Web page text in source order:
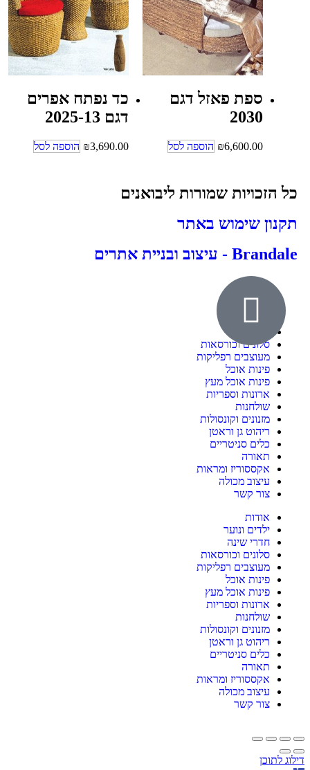
ספת פאזל דגם
2030
₪6,600.00 הוספה לסל
כד נפתח אפרים
דגם 2025-13
₪3,690.00 הוספה לסל
כל הזכויות שמורות ליבואנים
תקנון שימוש באתר
Brandale - עיצוב ובניית אתרים
ילדים ונוער
סלונים וכורסאות
מעוצבים רפליקות
פינות אוכל
פינות אוכל מעץ
ארונות וספריות
שולחנות
מזנונים וקונסולות
ריהוט גן וראטן
כלים סניטריים
תאורה
אקססוריז ומראות
עיצוב מכולה
צור קשר
אודות
ילדים ונוער
חדרי שינה
סלונים וכורסאות
מעוצבים רפליקות
פינות אוכל
פינות אוכל מעץ
ארונות וספריות
שולחנות
מזנונים וקונסולות
ריהוט גן וראטן
כלים סניטריים
תאורה
אקססוריז ומראות
עיצוב מכולה
צור קשר
דילוג לתוכן